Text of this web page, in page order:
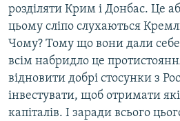
розділяти Крим і Донбас. Це
цьому сліпо слухаються
Чому? Тому що вони дали
всім набридло це
відновити добрі стосунки з
інвестувати, щоб отримати
капіталів. І заради всього